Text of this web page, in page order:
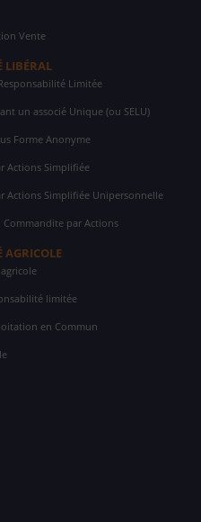
Vente
LIBÉRAL
Limitée
un associé Unique (ou SELU)
Forme Anonyme
Actions Simplifiée
Actions Simplifiée Unipersonnelle
Commandite par Actions
AGRICOLE
limitée
en Commun